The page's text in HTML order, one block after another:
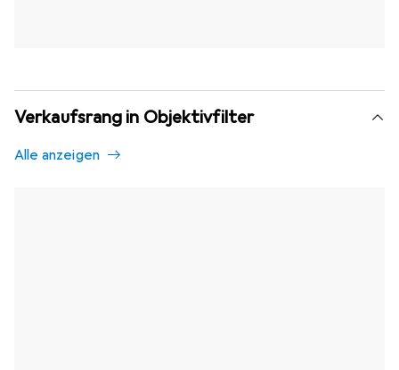
Verkaufsrang in Objektivfilter
Alle anzeigen